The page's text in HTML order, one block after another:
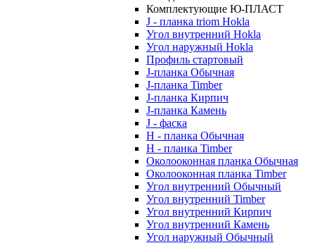
Комплектующие Ю-ПЛАСТ
J - планка triom Hokla
Угол внутренний Hokla
Угол наружный Hokla
Профиль стартовый
J-планка Обычная
J-планка Timber
J-планка Кирпич
J-планка Камень
J - фаска
Н - планка Обычная
Н - планка Timber
Околооконная планка Обычная
Околооконная планка Timber
Угол внутренний Обычный
Угол внутренний Timber
Угол внутренний Кирпич
Угол внутренний Камень
Угол наружный Обычный